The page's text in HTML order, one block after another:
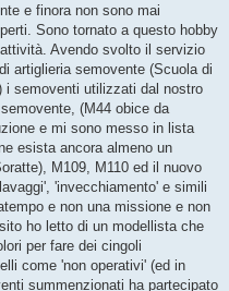
e finora non sono mai
Sono tornato a questo hobby
Avendo svolto il servizio
artiglieria semovente (Scuola di
i semoventi utilizzati dal nostro
(M44 obice da
e mi sono messo in lista
esista ancora almeno un
M109, M110 ed il nuovo
'invecchiamento' e simili
e non una missione e non
ho letto di un modellista che
per fare dei cingoli
come 'non operativi' (ed in
summenzionati ha partecipato